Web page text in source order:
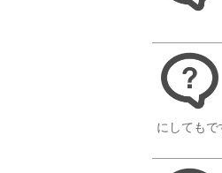
にしてもで